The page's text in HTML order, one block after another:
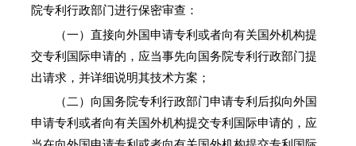
院专利行政部门进行保密审查：
（一）直接向外国申请专利或者向有关国外机构提
交专利国际申请的，应当事先向国务院专利行政部门提
出请求，并详细说明其技术方案；
（二）向国务院专利行政部门申请专利后拟向外国
申请专利或者向有关国外机构提交专利国际申请的，应